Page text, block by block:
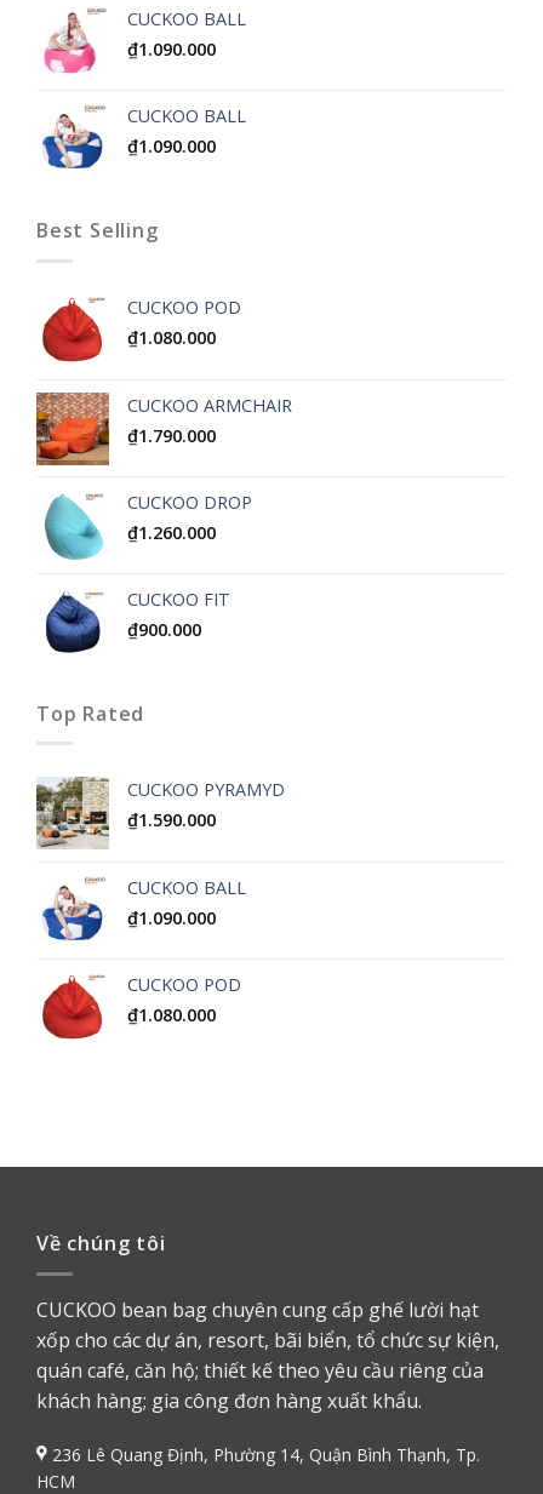
CUCKOO BALL
₫1.090.000
CUCKOO BALL
₫1.090.000
Best Selling
CUCKOO POD
₫1.080.000
CUCKOO ARMCHAIR
₫1.790.000
CUCKOO DROP
₫1.260.000
CUCKOO FIT
₫900.000
Top Rated
CUCKOO PYRAMYD
₫1.590.000
CUCKOO BALL
₫1.090.000
CUCKOO POD
₫1.080.000
Về chúng tôi
CUCKOO bean bag chuyên cung cấp ghế lười hạt
xốp cho các dự án, resort, bãi biển, tổ chức sự kiện,
quán café, căn hộ; thiết kế theo yêu cầu riêng của
khách hàng; gia công đơn hàng xuất khẩu.
236 Lê Quang Định, Phường 14, Quận Bình Thạnh, Tp.
HCM